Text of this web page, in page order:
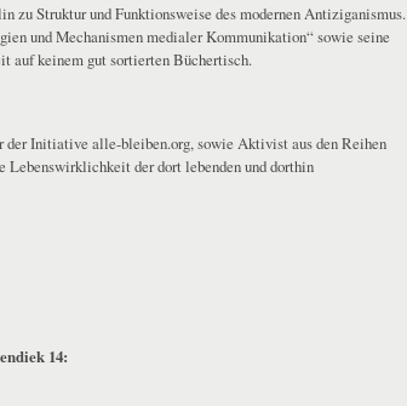
Struktur und Funktionsweise des modernen Antiziganismus.
und Mechanismen medialer Kommunikation“ sowie seine
auf keinem gut sortierten Büchertisch.
Initiative alle-bleiben.org, sowie Aktivist aus den Reihen
Lebenswirklichkeit der dort lebenden und dorthin
14: